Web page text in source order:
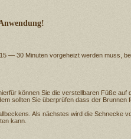
— 30 Minuten vorgeheizt werden muss,
können Sie die verstellbaren Füße auf
sollten Sie überprüfen dass der Brunnen
Als nächstes wird die Schnecke
kann.